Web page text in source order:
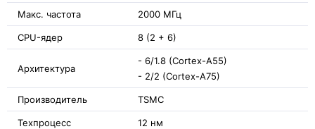
Макс. частота 2000 МГц
CPU-ядер 8 (2 + 6)
Архитектура
- 6/1.8 (Cortex-A55)
- 2/2 (Cortex-A75)
Производитель TSMC
Техпроцесс 12 нм